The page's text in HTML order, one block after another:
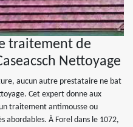
traitement de
Nettoyage
aucun autre prestataire ne bat
Cet expert donne aux
traitement antimousse ou
abordables. À Forel dans le 1072,